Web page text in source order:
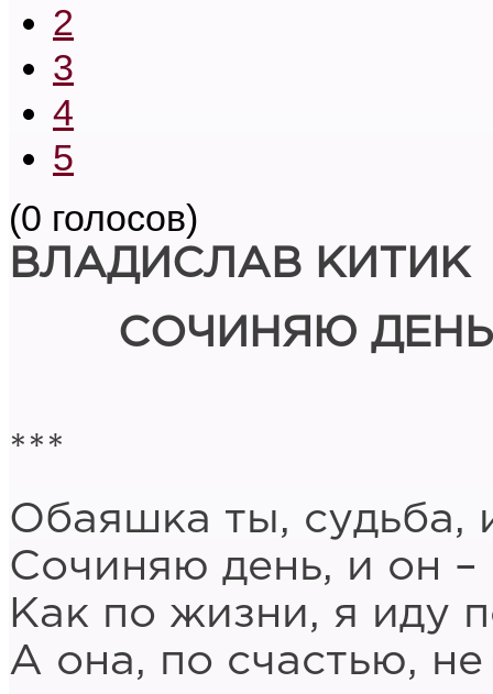
2
3
4
5
(0 голосов)
ВЛАДИСЛАВ КИТИК
СОЧИНЯЮ
***
Обаяшка ты, судьба,
Сочиняю день, и он –
Как по жизни, я иду
А она, по счастью, не